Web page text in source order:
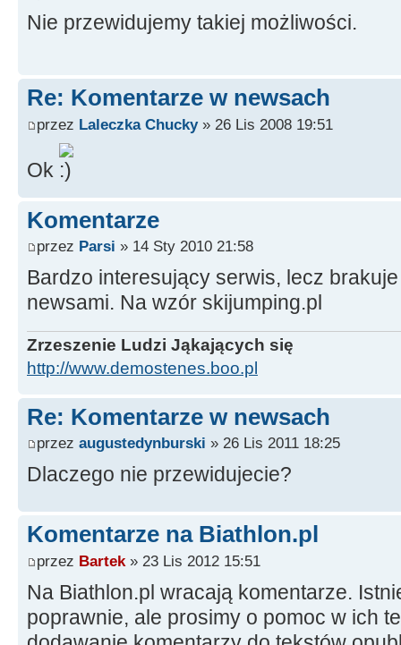
Nie przewidujemy takiej możliwości.
Re: Komentarze w newsach
przez Laleczka Chucky» 26 Lis 2008 19:51
Ok
Komentarze
przez Parsi » 14 Sty 2010 21:58
Bardzo interesujący serwis, lecz
newsami. Na wzór skijumping.pl
Zrzeszenie Ludzi Jąkających się
http://www.demostenes.boo.pl
Re: Komentarze w newsach
przez augustedynburski » 26 Lis 2011 18:25
Dlaczego nie przewidujecie?
Komentarze na Biathlon.pl
przez Bartek » 23 Lis 2012 15:51
Na Biathlon.pl wracają komentarze.
poprawnie, ale prosimy o pomoc w ich